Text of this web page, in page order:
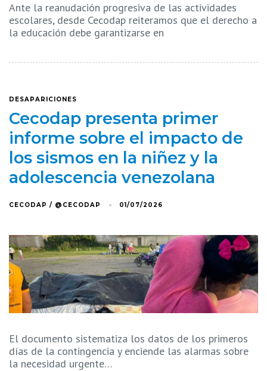
Ante la reanudación progresiva de las actividades
escolares, desde Cecodap reiteramos que el derecho a
la educación debe garantizarse en
DESAPARICIONES
Cecodap presenta primer
informe sobre el impacto de
los sismos en la niñez y la
adolescencia venezolana
CECODAP / @CECODAP 01/07/2026
El documento sistematiza los datos de los primeros
días de la contingencia y enciende las alarmas sobre
la necesidad urgente…